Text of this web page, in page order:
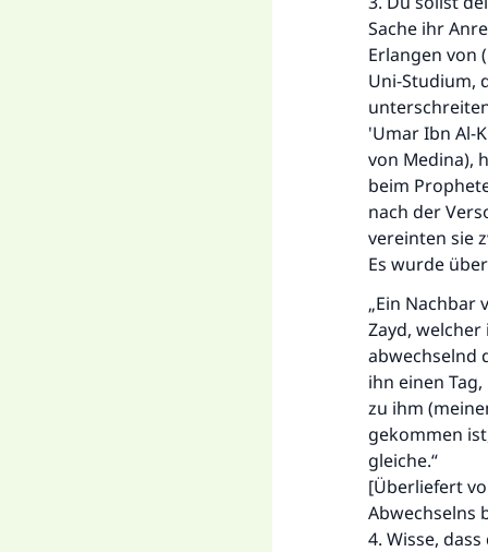
Sache ihr
Erlangen von
Uni-Studium,
'Umar Ibn Al-
von Medina),
beim
nach der
vereinten sie
Es wurde
„Ein Nachbar
Zayd,
abwechselnd
ihn einen
zu ihm
gekommen
gleiche.“
[Überliefert
Abwechselns
4. Wisse,